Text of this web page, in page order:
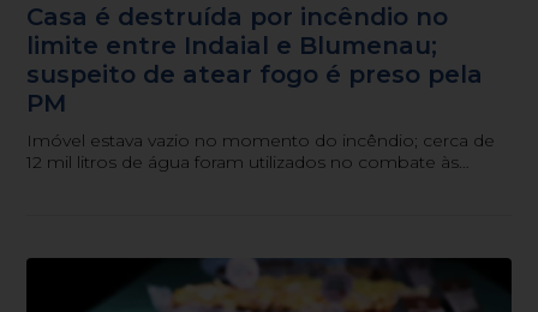
Casa é destruída por incêndio no
limite entre Indaial e Blumenau;
suspeito de atear fogo é preso pela
PM
Imóvel estava vazio no momento do incêndio; cerca de
12 mil litros de água foram utilizados no combate às